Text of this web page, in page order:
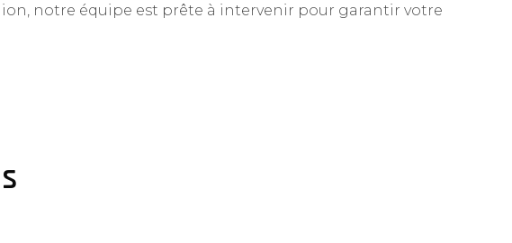
notre équipe est prête à intervenir pour garantir votre